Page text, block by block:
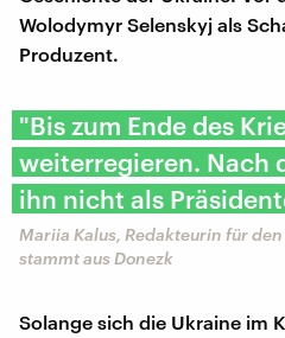
Wolodymyr Selenskyj als
Produzent.
"Bis zum Ende des
weiterregieren. Nach
ihn nicht als
Mariia Kalus, Redakteurin für
stammt aus Donezk
Solange sich die Ukraine im